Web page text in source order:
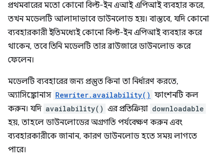
প্রথমবারের মতো কোনো বিল্ট-ইন এআই এপিআই ব্যবহার করে,
তখন মডেলটি আলাদাভাবে ডাউনলোড হয়। বাস্তবে, যদি কোনো
ব্যবহারকারী ইতিমধ্যেই কোনো বিল্ট-ইন এপিআই ব্যবহার করে
থাকেন, তবে তিনি মডেলটি তার ব্রাউজারে ডাউনলোড করে
ফেলেন।
মডেলটি ব্যবহারের জন্য প্রস্তুত কিনা তা নির্ধারণ করতে,
অ্যাসিঙ্ক্রোনাস Rewriter.availability() ফাংশনটি কল
করুন। যদি availability() এর প্রতিক্রিয়া downloadable
হয়, তাহলে ডাউনলোডের অগ্রগতি পর্যবেক্ষণ করুন এবং
ব্যবহারকারীকে জানান, কারণ ডাউনলোড হতে সময় লাগতে
পারে।